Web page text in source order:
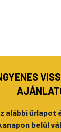
alábbi űrlapot
belül